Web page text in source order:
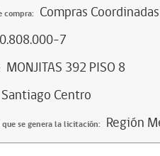
compra: Compras Coordinadas
7
MONJITAS 392 PISO 8
Santiago Centro
que se genera la licitación: Región